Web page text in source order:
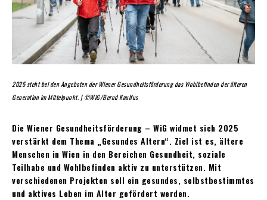
2025 steht bei den Angeboten der Wiener Gesundheitsförderung das Wohlbefinden der älteren
Generation im Mittelpunkt. | ©WiG/Bernd Kaulfus
Die Wiener Gesundheitsförderung – WiG widmet sich 2025
verstärkt dem Thema „Gesundes Altern“. Ziel ist es, ältere
Menschen in Wien in den Bereichen Gesundheit, soziale
Teilhabe und Wohlbefinden aktiv zu unterstützen. Mit
verschiedenen Projekten soll ein gesundes, selbstbestimmtes
und aktives Leben im Alter gefördert werden.